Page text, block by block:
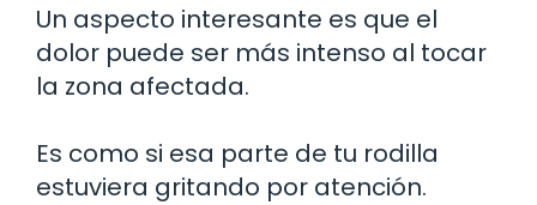
Un aspecto interesante es que el
dolor puede ser más intenso al tocar
la zona afectada.
Es como si esa parte de tu rodilla
estuviera gritando por atención.